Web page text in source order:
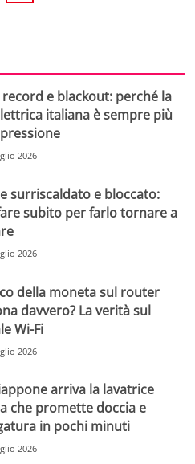
record e blackout: perché la
italiana è sempre più
2026
surriscaldato e bloccato:
subito per farlo tornare a
2026
della moneta sul router
davvero? La verità sul
Wi-Fi
2026
arriva la lavatrice
che promette doccia e
in pochi minuti
2026